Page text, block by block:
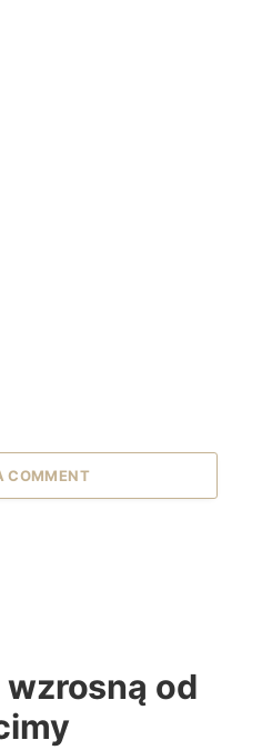
COMMENT
od